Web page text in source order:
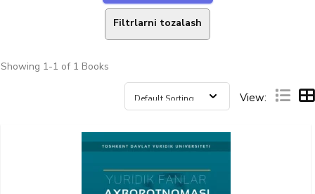
Filtrlarni tozalash
Showing 1-1 of 1 Books
View: